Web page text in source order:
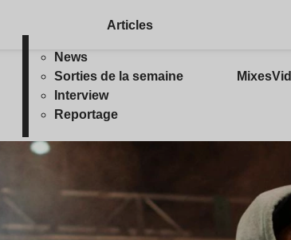
Articles
News
Sorties de la semaine
Interview
Reportage
Mixes